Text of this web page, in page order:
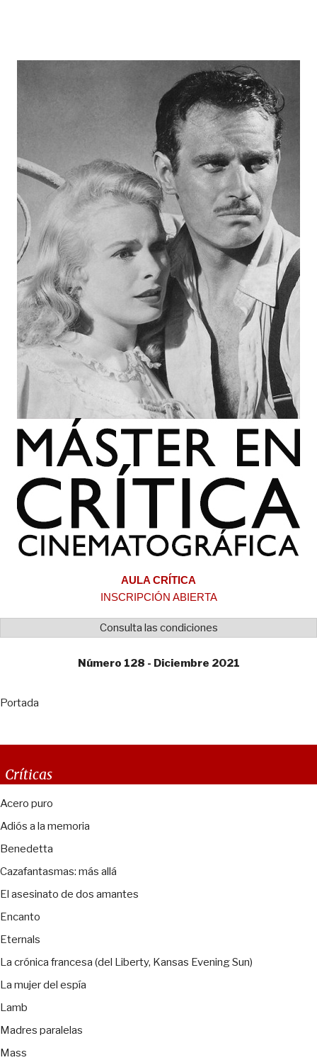
AULA CRÍTICA
INSCRIPCIÓN ABIERTA
Consulta las condiciones
Número 128 - Diciembre 2021
Portada
Críticas
Acero puro
Adiós a la memoria
Benedetta
Cazafantasmas: más allá
El asesinato de dos amantes
Encanto
Eternals
La crónica francesa (del Liberty, Kansas Evening Sun)
La mujer del espía
Lamb
Madres paralelas
Mass